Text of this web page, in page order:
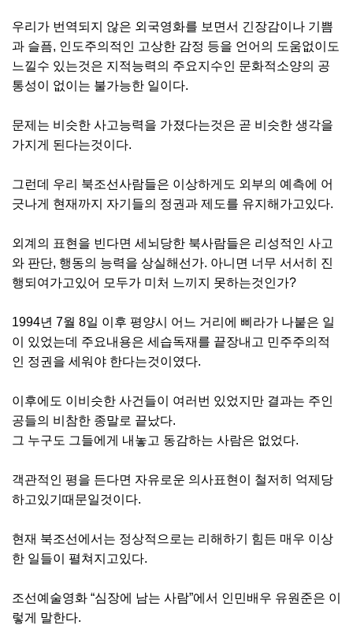
우리가 번역되지 않은 외국영화를 보면서 긴장감이나 기쁨
과 슬픔, 인도주의적인 고상한 감정 등을 언어의 도움없이도
느낄수 있는것은 지적능력의 주요지수인 문화적소양의 공
통성이 없이는 불가능한 일이다.
문제는 비슷한 사고능력을 가졌다는것은 곧 비슷한 생각을
가지게 된다는것이다.
그런데 우리 북조선사람들은 이상하게도 외부의 예측에 어
긋나게 현재까지 자기들의 정권과 제도를 유지해가고있다.
외계의 표현을 빈다면 세뇌당한 북사람들은 리성적인 사고
와 판단, 행동의 능력을 상실해선가. 아니면 너무 서서히 진
행되여가고있어 모두가 미처 느끼지 못하는것인가?
1994년 7월 8일 이후 평양시 어느 거리에 삐라가 나붙은 일
이 있었는데 주요내용은 세습독재를 끝장내고 민주주의적
인 정권을 세워야 한다는것이였다.
이후에도 이비슷한 사건들이 여러번 있었지만 결과는 주인
공들의 비참한 종말로 끝났다.
그 누구도 그들에게 내놓고 동감하는 사람은 없었다.
객관적인 평을 든다면 자유로운 의사표현이 철저히 억제당
하고있기때문일것이다.
현재 북조선에서는 정상적으로는 리해하기 힘든 매우 이상
한 일들이 펼쳐지고있다.
조선예술영화 “심장에 남는 사람”에서 인민배우 유원준은 이
렇게 말한다.